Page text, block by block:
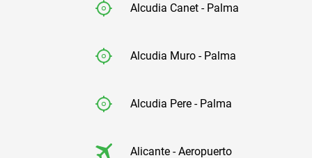
Alcudia Canet - Palma
Alcudia Muro - Palma
Alcudia Pere - Palma
Alicante - Aeropuerto